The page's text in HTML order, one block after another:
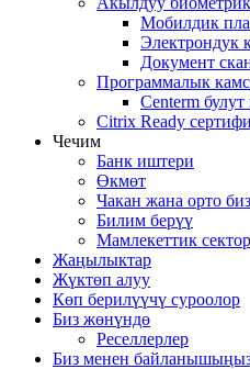
Мобилдик
Электрондук
Документ
Программалык
Centerm
Citrix Ready
Чечим
Банк иштери
Өкмөт
Чакан жана орто
Билим берүү
Мамлекеттик сектор
Жаңылыктар
Жүктөп алуу
Көп берилүүчү суроолор
Биз жөнүндө
Реселлерлер
Биз менен